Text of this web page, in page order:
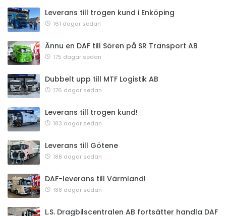
Leverans till trogen kund i Enköping
161 dagar sedan
Ännu en DAF till Sören på SR Transport AB
175 dagar sedan
Dubbelt upp till MTF Logistik AB
176 dagar sedan
Leverans till trogen kund!
183 dagar sedan
Leverans till Götene
188 dagar sedan
DAF-leverans till Värmland!
188 dagar sedan
L.S. Dragbilscentralen AB fortsätter handla DAF